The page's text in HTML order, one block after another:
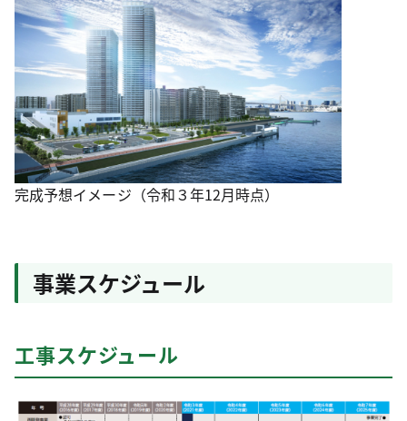
完成予想イメージ（令和３年12月時点）
事業スケジュール
工事スケジュール